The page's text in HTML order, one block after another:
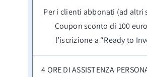
Per i clienti abbonati (ad altri
Coupon sconto di 100
l’iscrizione a “Ready to
4 ORE DI ASSISTENZA